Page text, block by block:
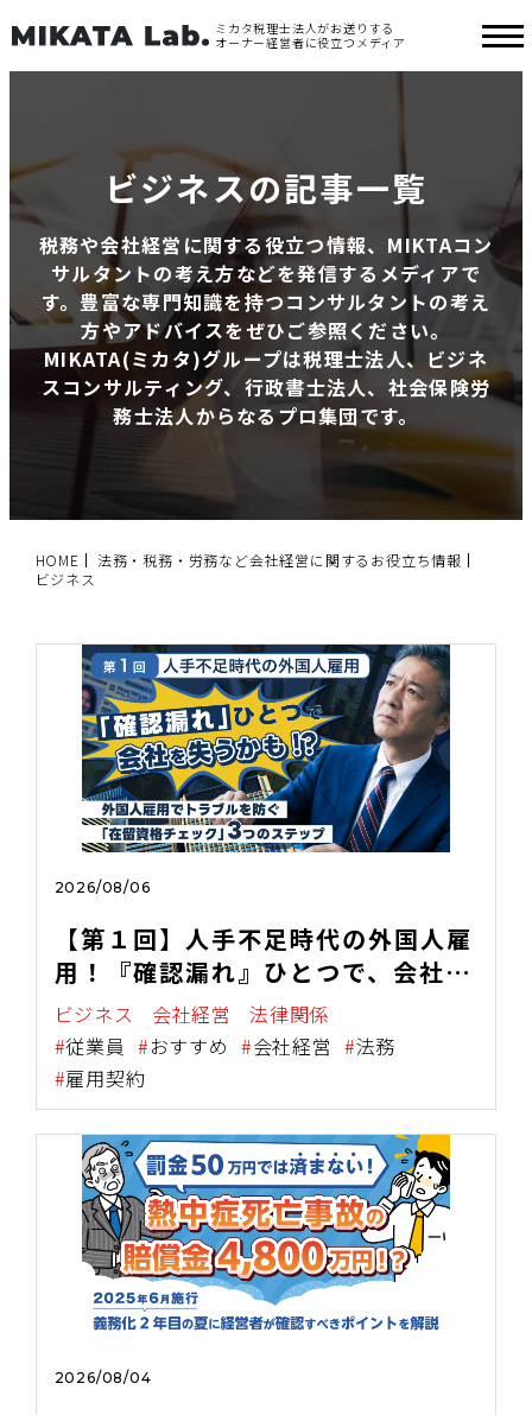
ミカタ税理士法人がお送りする
オーナー経営者に役立つメディア
ビジネスの記事一覧
税務や会社経営に関する役立つ情報、MIKTAコン
サルタントの考え方などを発信するメディアで
す。豊富な専門知識を持つコンサルタントの考え
方やアドバイスをぜひご参照ください。
MIKATA(ミカタ)グループは税理士法人、ビジネ
スコンサルティング、行政書士法人、社会保険労
務士法人からなるプロ集団です。
HOME
法務・税務・労務など会社経営に関するお役立ち情報
ビジネス
2026/08/06
【第１回】人手不足時代の外国人雇
用！『確認漏れ』ひとつで、会社を
失うかも！？
ビジネス 会社経営
法律関係
従業員
おすすめ 会社経営
法務
雇用契約
2026/08/04